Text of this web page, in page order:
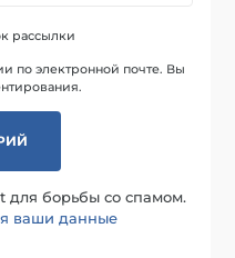
рассылки
по электронной почте. Вы
для борьбы со спамом.
ваши данные